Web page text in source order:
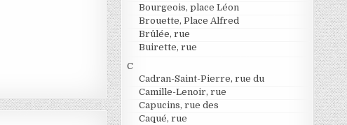
Bourgeois, place Léon
Brouette, Place Alfred
Brûlée, rue
Buirette, rue
C
Cadran-Saint-Pierre, rue du
Camille-Lenoir, rue
Capucins, rue des
Caqué, rue